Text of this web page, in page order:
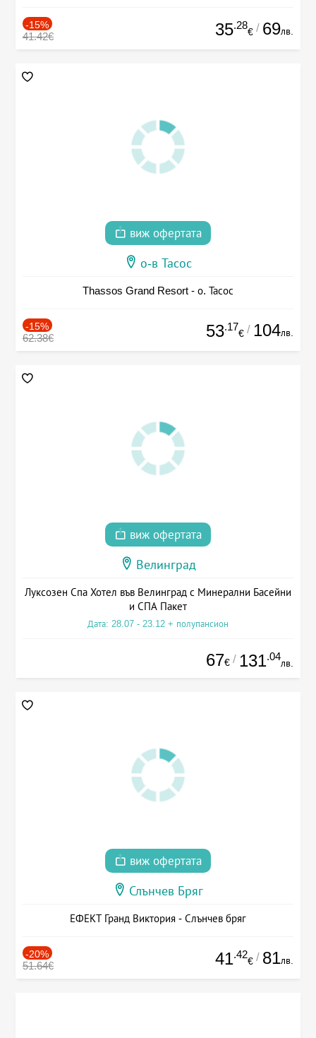
-15%
41.42€ 35.28
€ / 69лв.
виж офертата
о-в Тасос
Thassos Grand Resort - о. Тасос
-15%
62.38€ 53.17
€ / 104лв.
виж офертата
Велинград
Луксозен Спа Хотел във Велинград с Минерални Басейни
и СПА Пакет
Дата: 28.07 - 23.12 + полупансион
67€ / 131.04
лв.
виж офертата
Слънчев Бряг
ЕФЕКТ Гранд Виктория - Слънчев бряг
-20%
51.64€ 41.42
€ / 81лв.